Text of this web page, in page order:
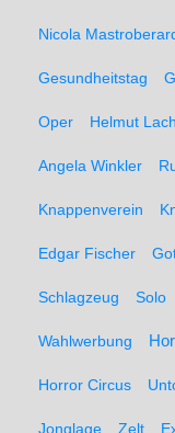
Nicola
Gesundheitstag
Oper Helmut
Angela Winkler
Knappenverein
Edgar Fischer
Schlagzeug Solo
Wahlwerbung
Horror Circus
Jonglage Zelt